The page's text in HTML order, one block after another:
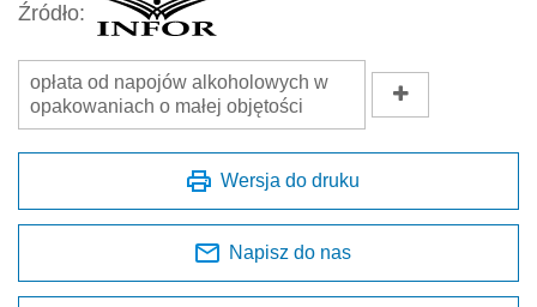
Źródło:
opłata od napojów alkoholowych w
opakowaniach o małej objętości
Wersja do druku
Napisz do nas